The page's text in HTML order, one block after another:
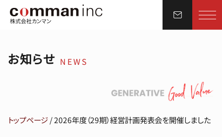
株式会社カンマン
お知らせ NEWS
トップページ/2026年度（29期）経営計画発表会を開催しました